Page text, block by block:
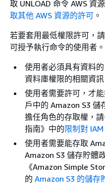
取 UNLOAD 命令 AWS 資
取其他 AWS 資源的許可 。
若要套用最低權限許可，
可授予執行命令的使用者。
使用者必須具有資料
資料庫權限的相關資
使用者需要許可，才
戶中的 Amazon S3
擔任角色的存取權，
指南》 中的限制對
使用者需要能存取
Amazon S3 儲存貯體
《Amazon Simple
的 Amazon S3 的儲存